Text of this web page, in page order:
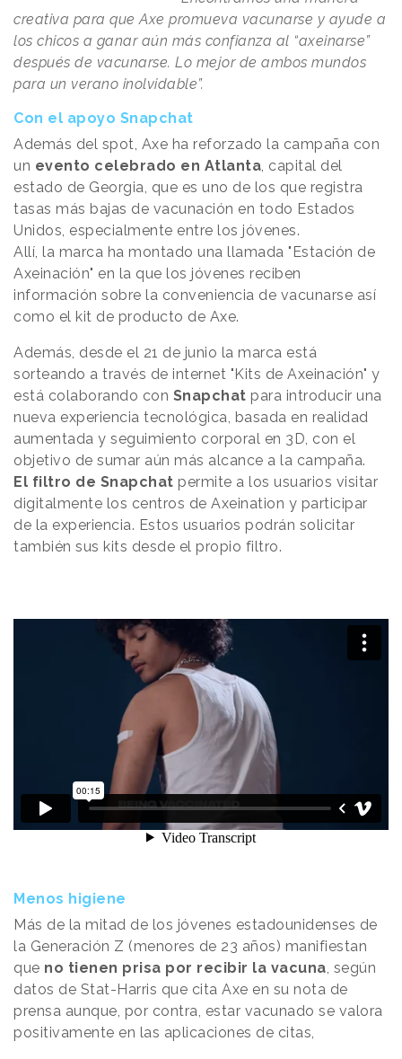
creativa para que Axe promueva vacunarse y ayude a
los chicos a ganar aún más confianza al “axeinarse”
después de vacunarse. Lo mejor de ambos mundos
para un verano inolvidable”.
Con el apoyo Snapchat
Además del spot, Axe ha reforzado la campaña con
un evento celebrado en Atlanta, capital del
estado de Georgia, que es uno de los que registra
tasas más bajas de vacunación en todo Estados
Unidos, especialmente entre los jóvenes.
Allí, la marca ha montado una llamada "Estación de
Axeinación" en la que los jóvenes reciben
información sobre la conveniencia de vacunarse así
como el kit de producto de Axe.
Además, desde el 21 de junio la marca está
sorteando a través de internet "Kits de Axeinación" y
está colaborando con Snapchat para introducir una
nueva experiencia tecnológica, basada en realidad
aumentada y seguimiento corporal en 3D, con el
objetivo de sumar aún más alcance a la campaña.
El filtro de Snapchat permite a los usuarios visitar
digitalmente los centros de Axeination y participar
de la experiencia. Estos usuarios podrán solicitar
también sus kits desde el propio filtro.
Menos higiene
Más de la mitad de los jóvenes estadounidenses de
la Generación Z (menores de 23 años) manifiestan
que no tienen prisa por recibir la vacuna, según
datos de Stat-Harris que cita Axe en su nota de
prensa aunque, por contra, estar vacunado se valora
positivamente en las aplicaciones de citas,